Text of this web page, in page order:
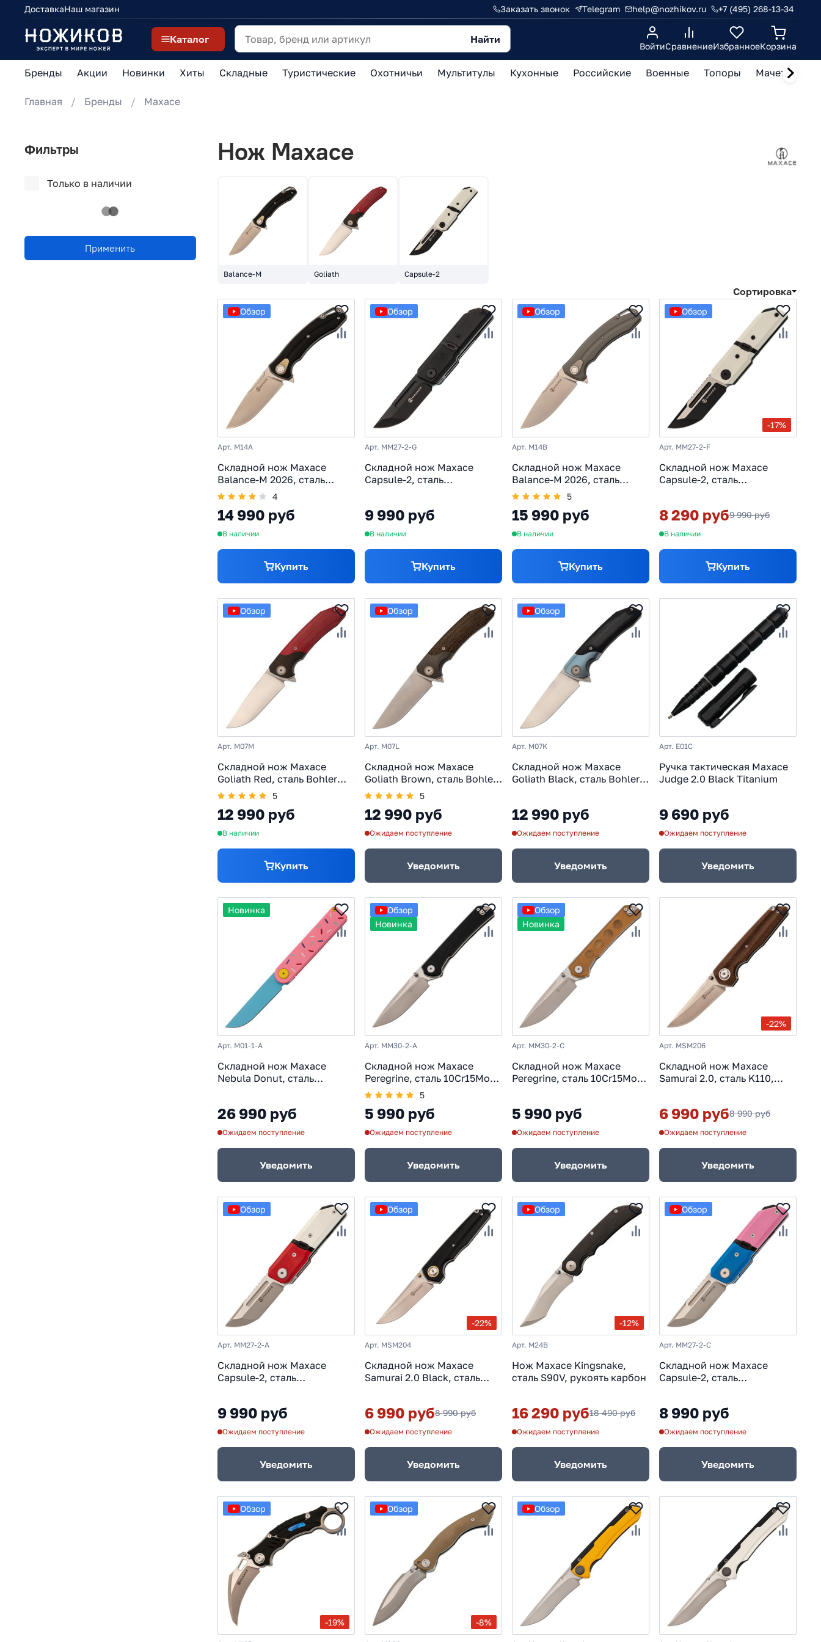
ДоставкаНаш магазин Заказать звонок Telegram help@nozhikov.ru +7 (495) 268-13-34
Каталог Найти
ВойтиСравнениеИзбранноеКорзина
Бренды Акции Новинки Хиты Складные Туристические Охотничьи Мультитулы Кухонные Российские Военные Топоры Мачете,
Главная Бренды Maxace
Нож Maxace
Balance-M Goliath Capsule-2
Сортировка
Обзор
Арт. M14A
Складной нож Maxace
Balance-M 2026, сталь
M390, профессиональный
складной нож, рукоять G10
черная
4
14 990 руб
В наличии
Купить
Обзор
Арт. MM27-2-G
Складной нож Maxace
Capsule-2, сталь
9 990 руб
В наличии
Купить
Обзор
Арт. M14B
Складной нож Maxace
Balance-M 2026, сталь
M390, профессиональный
фолдер, рукоять G10 Gray
5
15 990 руб
В наличии
Купить
-17%
Обзор
Арт. MM27-2-F
Складной нож Maxace
Capsule-2, сталь
8 290 руб9 990 руб
В наличии
Купить
Обзор
Арт. M07M
Складной нож Maxace
Goliath Red, сталь Bohler
K110, рукоять G10 красный/
темный больстер
5
12 990 руб
В наличии
Купить
Обзор
Арт. M07L
Складной нож Maxace
Goliath Brown, сталь Bohler
K110, рукоять микарта/
темный больстер
5
12 990 руб
Ожидаем поступление
Уведомить
Обзор
Арт. M07K
Складной нож Maxace
Goliath Black, сталь Bohler
12 990 руб
Ожидаем поступление
Уведомить
Арт. E01C
Ручка тактическая Maxace
Judge 2.0 Black Titanium
9 690 руб
Ожидаем поступление
Уведомить
Новинка
Арт. M01-1-A
Складной нож Maxace
Nebula Donut, сталь
26 990 руб
Ожидаем поступление
Уведомить
Обзор
Новинка
Арт. MM30-2-A
Складной нож Maxace
Peregrine, сталь 10Cr15MoV,
рукоять Black G10
5
5 990 руб
Ожидаем поступление
Уведомить
Обзор
Новинка
Арт. MM30-2-C
Складной нож Maxace
Peregrine, сталь 10Cr15MoV,
5 990 руб
Ожидаем поступление
Уведомить
-22%
Арт. MSM206
Складной нож Maxace
Samurai 2.0, сталь K110,
6 990 руб8 990 руб
Ожидаем поступление
Уведомить
Обзор
Арт. MM27-2-A
Складной нож Maxace
Capsule-2, сталь
9 990 руб
Ожидаем поступление
Уведомить
-22%
Обзор
Арт. MSM204
Складной нож Maxace
Samurai 2.0 Black, сталь
6 990 руб8 990 руб
Ожидаем поступление
Уведомить
-12%
Обзор
Арт. M24B
Нож Maxace Kingsnake,
сталь S90V, рукоять карбон
16 290 руб18 490 руб
Ожидаем поступление
Уведомить
Обзор
Арт. MM27-2-C
Складной нож Maxace
Capsule-2, сталь
8 990 руб
Ожидаем поступление
Уведомить
-19%
Обзор
-8%
Обзор Обзор
Фильтры
Только в наличии
Применить